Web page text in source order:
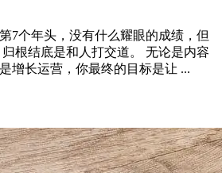
7个年头，没有什么耀眼的成绩，但
根结底是和人打交道。 无论是内容
增长运营，你最终的目标是让 ...